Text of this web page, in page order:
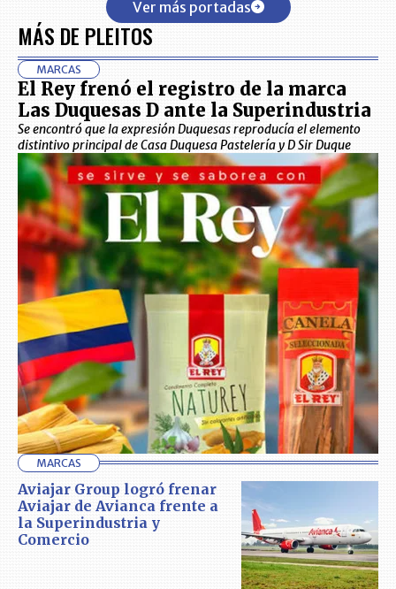
Ver más portadas
MÁS DE PLEITOS
MARCAS
El Rey frenó el registro de la marca
Las Duquesas D ante la Superindustria
Se encontró que la expresión Duquesas reproducía el elemento
distintivo principal de Casa Duquesa Pastelería y D Sir Duque
MARCAS
Aviajar Group logró frenar
Aviajar de Avianca frente a
la Superindustria y
Comercio